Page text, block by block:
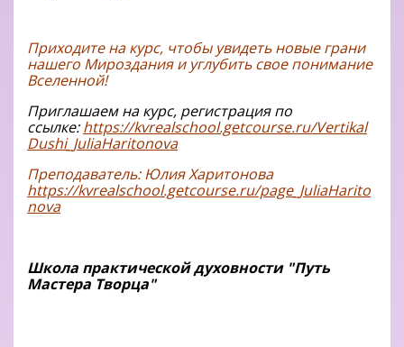
Приходите на курс, чтобы увидеть новые грани
нашего Мироздания и углубить свое понимание
Вселенной!
Приглашаем на курс, регистрация по
ссылке:https://kvrealschool.getcourse.ru/Vertikal
Dushi_JuliaHaritonova
Преподаватель: Юлия Харитонова
https://kvrealschool.getcourse.ru/page_JuliaHarito
nova
Школа практической духовности "Путь
Мастера Творца"